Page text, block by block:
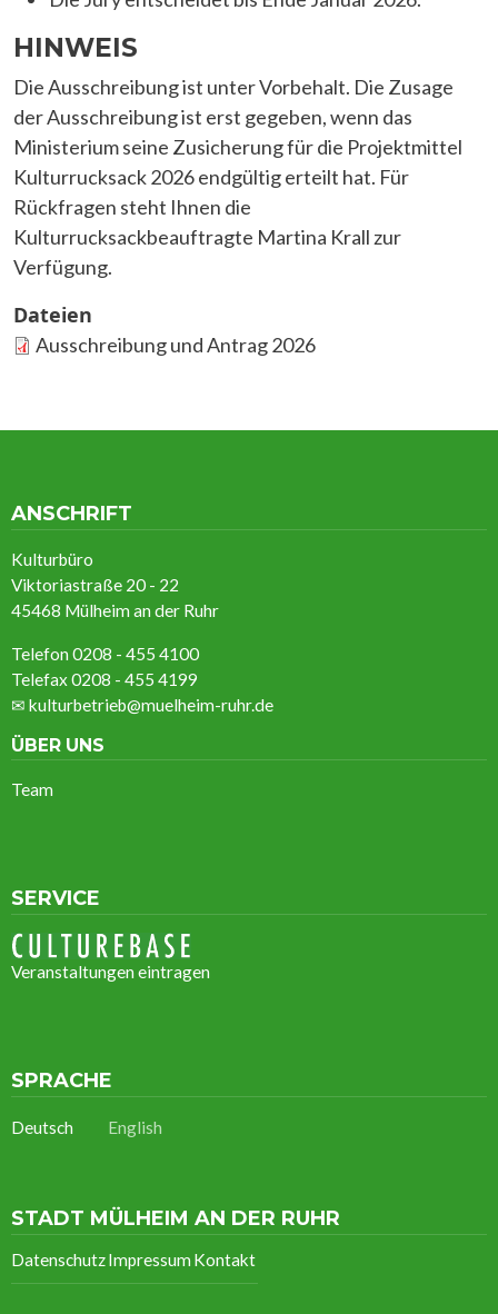
HINWEIS
Die Ausschreibung ist unter Vorbehalt. Die Zusage
der Ausschreibung ist erst gegeben, wenn das
Ministerium seine Zusicherung für die Projektmittel
Kulturrucksack 2026 endgültig erteilt hat. Für
Rückfragen steht Ihnen die
Kulturrucksackbeauftragte Martina Krall zur
Verfügung.
Dateien
Ausschreibung und Antrag 2026
ANSCHRIFT
Kulturbüro
Viktoriastraße 20 - 22
45468 Mülheim an der Ruhr
Telefon 0208 - 455 4100
Telefax 0208 - 455 4199
✉ kulturbetrieb@muelheim-ruhr.de
ÜBER UNS
Team
SERVICE
Veranstaltungen eintragen
SPRACHE
Deutsch English
STADT MÜLHEIM AN DER RUHR
DatenschutzImpressum Kontakt